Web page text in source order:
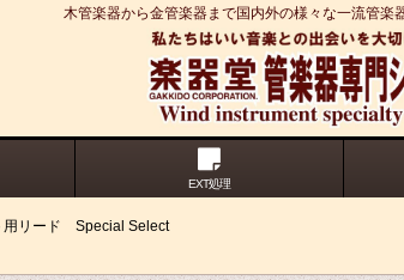
木管楽器から金管楽器まで国内外の様々な一流管楽
EXT処理
リード Special Select